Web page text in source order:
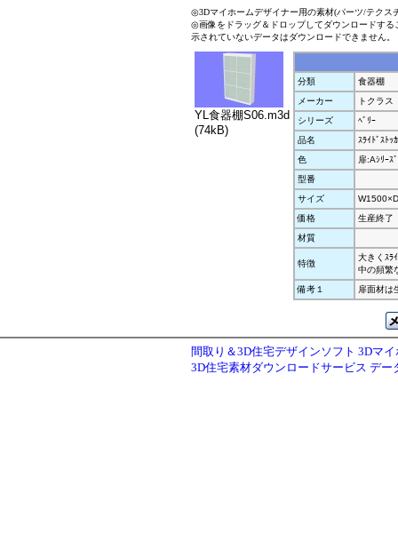
◎3Dマイホームデザイナー用の素材(パーツ/テクス
◎画像をドラッグ＆ドロップしてダウンロードす
示されていないデータはダウンロードできません。
YL食器棚S06.m3d
(74kB)
分類
食器棚
メーカー
トクラス
シリーズ
ﾍﾞﾘｰ
品名
ｽﾗｲﾄﾞｽﾄｯ
色
扉:Aｼﾘｰｽ
型番
サイズ
価格
生産終了
材質
特徴
大きくｽﾗ
中の頻繁
備考１
扉面材は
間取り＆3D住宅デザインソフト 3Dマ
3D住宅素材ダウンロードサービス デー